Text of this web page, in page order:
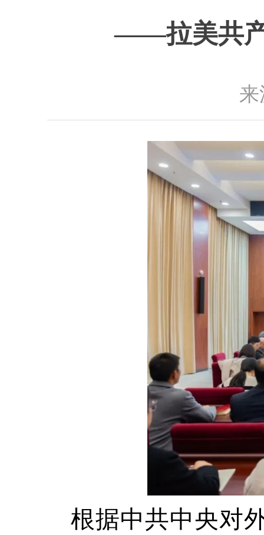
——拉美共产
根据中共中央对